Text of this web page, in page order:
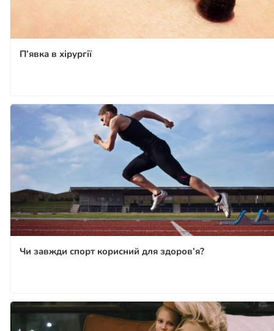
П’явка в хірургії
Чи завжди спорт корисний для здоров’я?